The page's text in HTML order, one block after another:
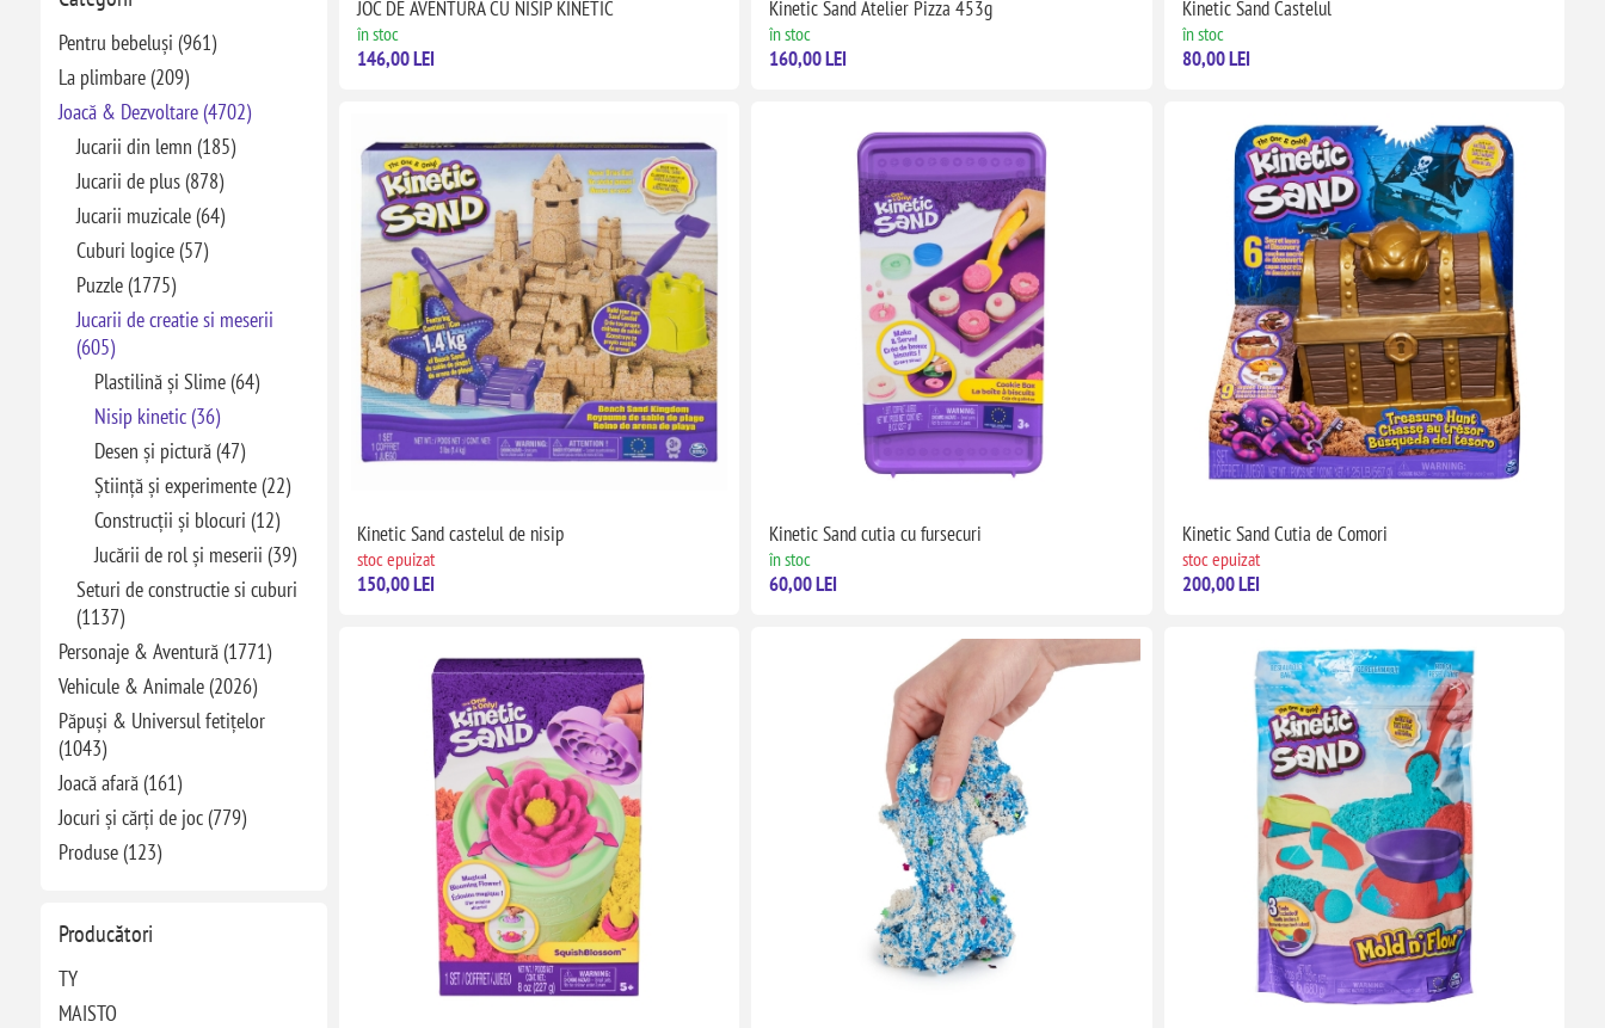
Pentru bebeluși (961)
La plimbare (209)
Joacă & Dezvoltare (4702)
Jucarii din lemn (185)
Jucarii de plus (878)
Jucarii muzicale (64)
Cuburi logice (57)
Puzzle (1775)
Jucarii de creatie si meserii
(605)
Plastilină și Slime (64)
Nisip kinetic (36)
Desen și pictură (47)
Știință și experimente (22)
Construcții și blocuri (12)
Jucării de rol și meserii (39)
Seturi de constructie si cuburi
(1137)
Personaje & Aventură (1771)
Vehicule & Animale (2026)
Păpuși & Universul fetițelor
(1043)
Joacă afară (161)
Jocuri și cărți de joc (779)
Produse (123)
Producători
TY
MAISTO
JOC DE AVENTURA CU NISIP KINETIC
în stoc
146,00 LEI
Kinetic Sand Atelier Pizza 453g
în stoc
160,00 LEI
Kinetic Sand Castelul
în stoc
80,00 LEI
Kinetic Sand castelul de nisip
stoc epuizat
150,00 LEI
Kinetic Sand cutia cu fursecuri
în stoc
60,00 LEI
Kinetic Sand Cutia de Comori
stoc epuizat
200,00 LEI